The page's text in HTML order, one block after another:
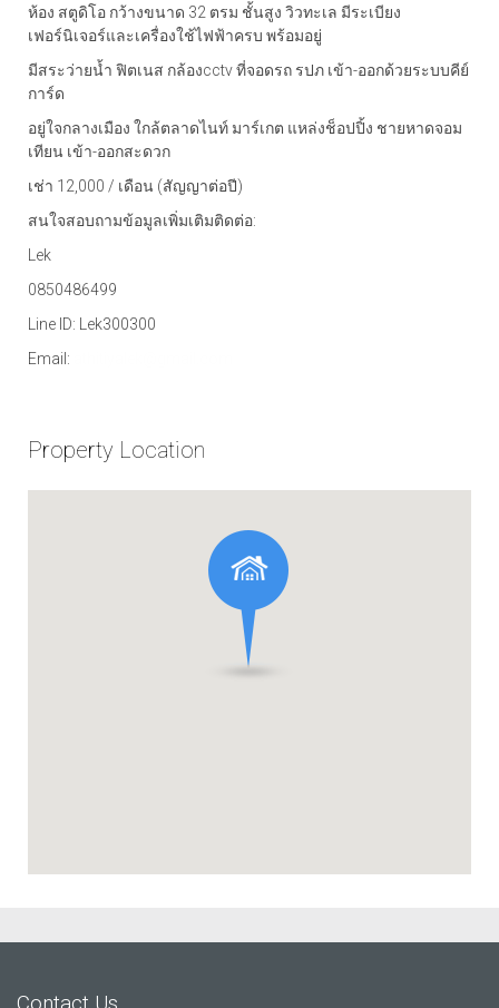
ห้อง สตูดิโอ กว้างขนาด 32 ตรม ชั้นสูง วิวทะเล มีระเบียง
เฟอร์นิเจอร์และเครื่องใช้ไฟฟ้าครบ พร้อมอยู่
มีสระว่ายน้ำ ฟิตเนส กล้องcctv ที่จอดรถ รปภ เข้า-ออกด้วยระบบคีย์
การ์ด
อยู่ใจกลางเมือง ใกล้ตลาดไนท์ มาร์เกต แหล่งช็อปปิ้ง ชายหาดจอม
เทียน เข้า-ออกสะดวก
เช่า 12,000 / เดือน (สัญญาต่อปี)
สนใจสอบถามข้อมูลเพิ่มเติมติดต่อ:
Lek
0850486499
Line ID: Lek300300
Email:
Property Location